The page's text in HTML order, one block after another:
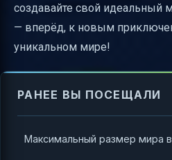
создавайте свой идеальный
— вперёд, к новым
уникальном мире!
РАНЕЕ ВЫ ПОСЕЩАЛИ